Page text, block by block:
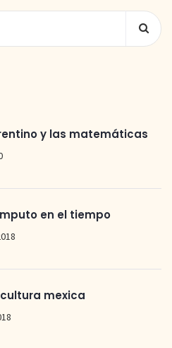
y las matemáticas
en el tiempo
mexica